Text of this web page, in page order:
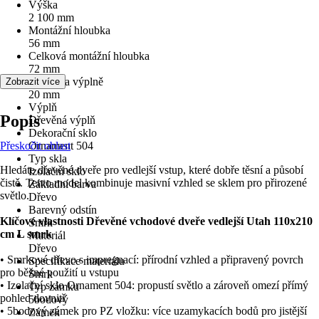
Výška
2 100 mm
Montážní hloubka
56 mm
Celková montážní hloubka
72 mm
Tloušťka výplně
20 mm
Výplň
Dřevěná výplň
Dekorační sklo
Ornament 504
Typ skla
Izolační sklo
Základní barva
Dřevo
Barevný odstín
Smrk
Materiál
Dřevo
Specifikace materiálu
Smrk
Typ zámku
5bodový
Zámek
Zobrazit více
Popis
Přeskočit oblast
Hledáte dřevěné dveře pro vedlejší vstup, které dobře těsní a působí
čistě. Tento model kombinuje masivní vzhled se sklem pro přirozené
světlo.
Klíčové vlastnosti Dřevěné vchodové dveře vedlejší Utah 110x210
cm L smrk
• Smrkové dřevo s impregnací: přírodní vzhled a připravený povrch
pro běžné použití u vstupu
• Izolační sklo Ornament 504: propustí světlo a zároveň omezí přímý
pohled dovnitř
• 5bodový zámek pro PZ vložku: více uzamykacích bodů pro jistější